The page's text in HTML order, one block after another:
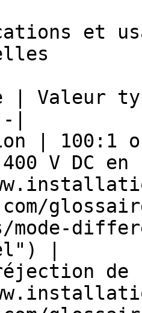
et
| Valeur
|
| 100:1
V DC
mode-
|
de